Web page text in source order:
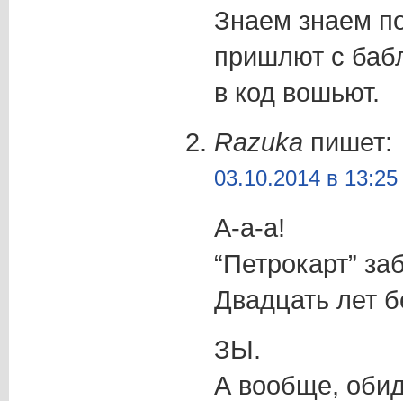
Знаем знаем
пришлют с
в код вошьют.
Razuka пишет:
03.10.2014 в 13:25
А-а-а!
“Петрокарт”
Двадцать лет
ЗЫ.
А вообще,